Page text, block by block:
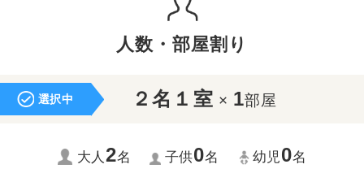
人数・部屋割り
選択中 ２名１室 × 1部屋
大人2名 子供0名 幼児0名